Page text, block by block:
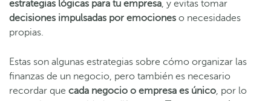
estrategias lógicas para tu empresa, y evitas tomar
decisiones impulsadas por emociones o necesidades
propias.
Estas son algunas estrategias sobre cómo organizar las
finanzas de un negocio, pero también es necesario
recordar que cada negocio o empresa es único, por lo